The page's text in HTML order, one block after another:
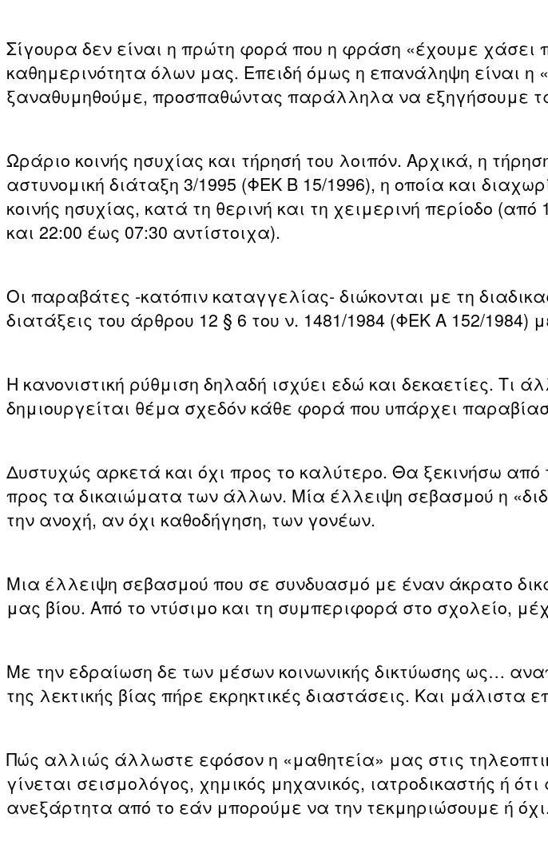
Σίγουρα δεν είναι η πρώτη φορά που η φράση «έχουμε χάσει
καθημερινότητα όλων μας. Επειδή όμως η επανάληψη είναι
ξαναθυμηθούμε, προσπαθώντας παράλληλα να εξηγήσουμε
Ωράριο κοινής ησυχίας και τήρησή του λοιπόν. Αρχικά, η
αστυνομική διάταξη 3/1995 (ΦΕΚ Β 15/1996), η οποία και
κοινής ησυχίας, κατά τη θερινή και τη χειμερινή περίοδο
και 22:00 έως 07:30 αντίστοιχα).
Οι παραβάτες -κατόπιν καταγγελίας- διώκονται με τη
διατάξεις του άρθρου 12 § 6 του ν. 1481/1984 (ΦΕΚ Α 152/1984)
Η κανονιστική ρύθμιση δηλαδή ισχύει εδώ και δεκαετίες. Τι
δημιουργείται θέμα σχεδόν κάθε φορά που υπάρχει
Δυστυχώς αρκετά και όχι προς το καλύτερο. Θα ξεκινήσω
προς τα δικαιώματα των άλλων. Μία έλλειψη σεβασμού η
την ανοχή, αν όχι καθοδήγηση, των γονέων.
Μια έλλειψη σεβασμού που σε συνδυασμό με έναν άκρατο
μας βίου. Από το ντύσιμο και τη συμπεριφορά στο σχολείο,
Με την εδραίωση δε των μέσων κοινωνικής δικτύωσης ως…
της λεκτικής βίας πήρε εκρηκτικές διαστάσεις. Και μάλιστα
Πώς αλλιώς άλλωστε εφόσον η «μαθητεία» μας στις
γίνεται σεισμολόγος, χημικός μηχανικός, ιατροδικαστής ή
ανεξάρτητα από το εάν μπορούμε να την τεκμηριώσουμε ή όχι.